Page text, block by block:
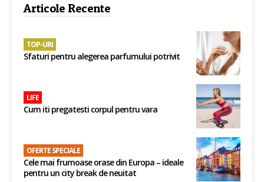
Articole Recente
TOP-URI
Sfaturi pentru alegerea parfumului potrivit
LIFE
Cum iti pregatesti corpul pentru vara
OFERTE SPECIALE
Cele mai frumoase orase din Europa – ideale
pentru un city break de neuitat